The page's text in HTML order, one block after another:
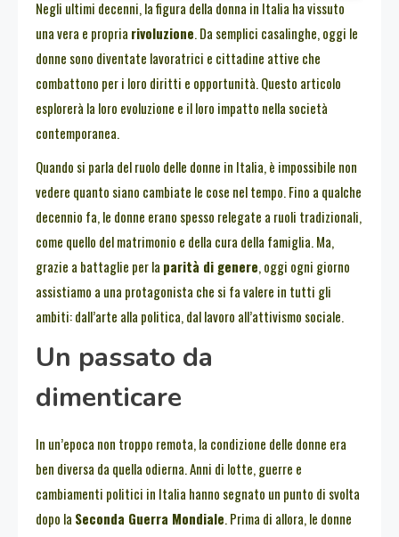
Negli ultimi decenni, la figura della donna in Italia ha vissuto
una vera e propria rivoluzione. Da semplici casalinghe, oggi le
donne sono diventate lavoratrici e cittadine attive che
combattono per i loro diritti e opportunità. Questo articolo
esplorerà la loro evoluzione e il loro impatto nella società
contemporanea.
Quando si parla del ruolo delle donne in Italia, è impossibile non
vedere quanto siano cambiate le cose nel tempo. Fino a qualche
decennio fa, le donne erano spesso relegate a ruoli tradizionali,
come quello del matrimonio e della cura della famiglia. Ma,
grazie a battaglie per la parità di genere, oggi ogni giorno
assistiamo a una protagonista che si fa valere in tutti gli
ambiti: dall’arte alla politica, dal lavoro all’attivismo sociale.
Un passato da
dimenticare
In un’epoca non troppo remota, la condizione delle donne era
ben diversa da quella odierna. Anni di lotte, guerre e
cambiamenti politici in Italia hanno segnato un punto di svolta
dopo la Seconda Guerra Mondiale. Prima di allora, le donne